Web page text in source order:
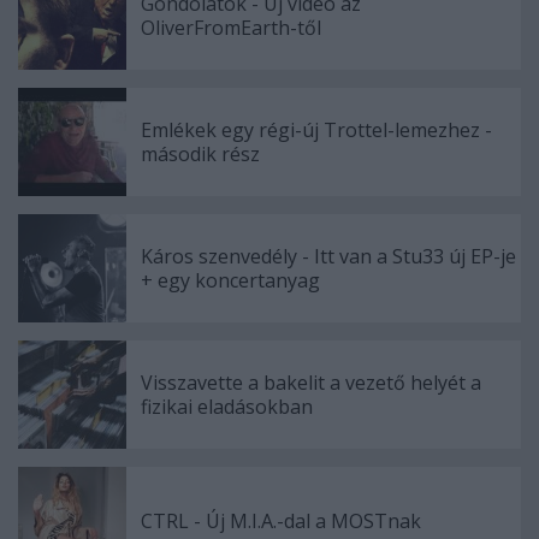
OliverFromEarth-től
Emlékek egy régi-új Trottel-lemezhez -
második rész
Káros szenvedély - Itt van a Stu33 új EP-je
+ egy koncertanyag
Visszavette a bakelit a vezető helyét a
fizikai eladásokban
CTRL - Új M.I.A.-dal a MOSTnak